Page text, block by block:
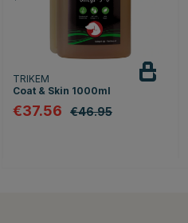
TRIKEM
Coat & Skin 1000ml
€37.56 €46.95